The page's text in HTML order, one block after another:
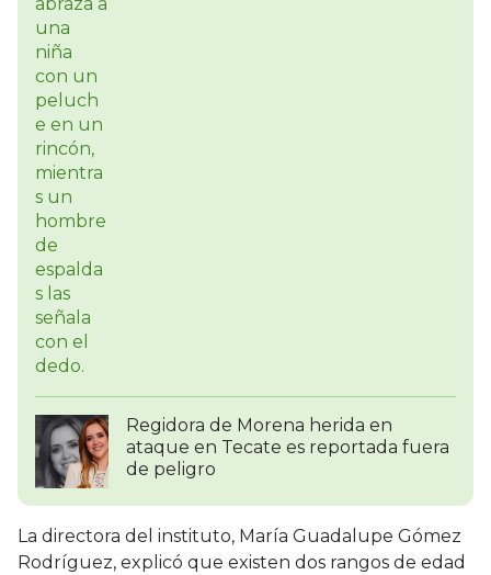
Regidora de Morena herida en
ataque en Tecate es reportada fuera
de peligro
La directora del instituto, María Guadalupe Gómez
Rodríguez, explicó que existen dos rangos de edad